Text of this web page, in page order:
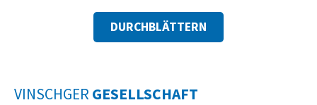
DURCHBLÄTTERN
VINSCHGER GESELLSCHAFT